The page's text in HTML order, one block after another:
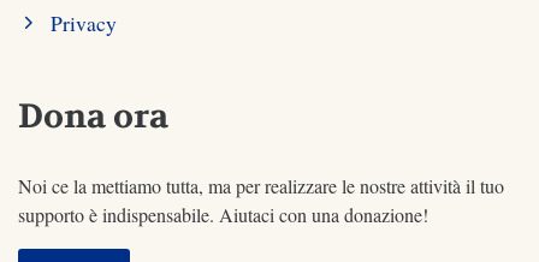
Privacy
Dona ora
Noi ce la mettiamo tutta, ma per realizzare le nostre attività il tuo
supporto è indispensabile. Aiutaci con una donazione!